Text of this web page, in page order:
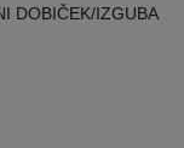
DOBIČEK/IZGUBA